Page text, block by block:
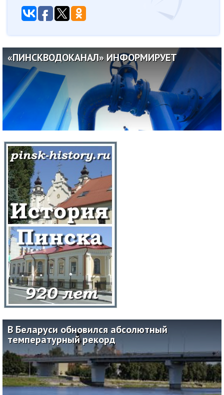
«ПИНСКВОДОКАНАЛ» ИНФОРМИРУЕТ
В Беларуси обновился абсолютный
температурный рекорд